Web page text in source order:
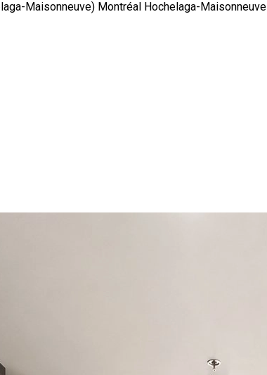
Maisonneuve) Montréal Hochelaga-Maisonneuve